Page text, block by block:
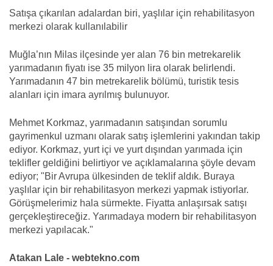
Satışa çıkarılan adalardan biri, yaşlılar için rehabilitasyon
merkezi olarak kullanılabilir
Muğla’nın Milas ilçesinde yer alan 76 bin metrekarelik
yarımadanın fiyatı ise 35 milyon lira olarak belirlendi.
Yarımadanın 47 bin metrekarelik bölümü, turistik tesis
alanları için imara ayrılmış bulunuyor.
Mehmet Korkmaz, yarımadanın satışından sorumlu
gayrimenkul uzmanı olarak satış işlemlerini yakından takip
ediyor. Korkmaz, yurt içi ve yurt dışından yarımada için
teklifler geldiğini belirtiyor ve açıklamalarına şöyle devam
ediyor; "Bir Avrupa ülkesinden de teklif aldık. Buraya
yaşlılar için bir rehabilitasyon merkezi yapmak istiyorlar.
Görüşmelerimiz hala sürmekte. Fiyatta anlaşırsak satışı
gerçekleştireceğiz. Yarımadaya modern bir rehabilitasyon
merkezi yapılacak."
Atakan Lale - webtekno.com